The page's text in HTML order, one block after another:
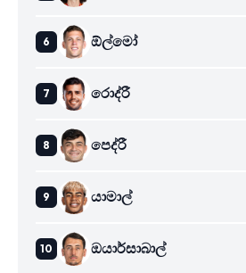
ඕල්මෝ
රොද්රී
පෙද්රී
යාමාල්
ඔයාර්සාබාල්